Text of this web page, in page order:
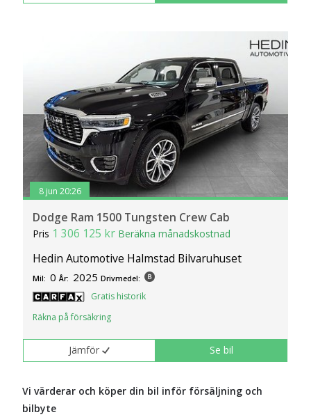
8 jun 20:26
Dodge Ram 1500 Tungsten Crew Cab
Pris 1 306 125 kr Beräkna månadskostnad
Hedin Automotive Halmstad Bilvaruhuset
Mil: 0 År: 2025 Drivmedel:
Gratis historik
Räkna på försäkring
Jämför Se bil
Vi värderar och köper din bil inför försäljning och
bilbyte